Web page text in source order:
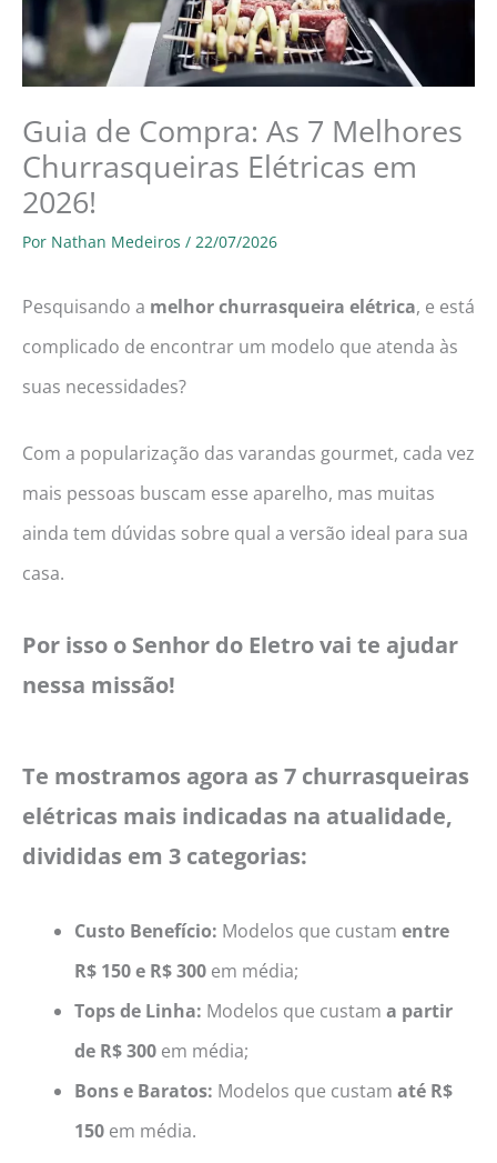
Guia de Compra: As 7 Melhores
Churrasqueiras Elétricas em
2026!
Por Nathan Medeiros / 22/07/2026
Pesquisando a melhor churrasqueira elétrica, e está
complicado de encontrar um modelo que atenda às
suas necessidades?
Com a popularização das varandas gourmet, cada vez
mais pessoas buscam esse aparelho, mas muitas
ainda tem dúvidas sobre qual a versão ideal para sua
casa.
Por isso o Senhor do Eletro vai te ajudar
nessa missão!
Te mostramos agora as 7 churrasqueiras
elétricas mais indicadas na atualidade,
divididas em 3 categorias:
Custo Benefício: Modelos que custam entre
R$ 150 e R$ 300 em média;
Tops de Linha: Modelos que custam a partir
de R$ 300em média;
Bons e Baratos: Modelos que custam até R$
150em média.